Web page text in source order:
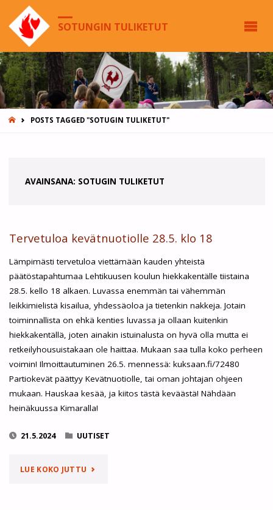
SOTUNGIN TULIKETUT
HOMEPOSTS TAGGED "SOTUGIN TULIKETUT"
AVAINSANA: SOTUGIN TULIKETUT
Tervetuloa kevätnuotiolle 28.5. klo 18
Lämpimästi tervetuloa viettämään kauden yhteistä
päätöstapahtumaa Lehtikuusen koulun hiekkakentälle tiistaina
28.5. kello 18 alkaen. Luvassa enemmän tai vähemmän
leikkimielistä kisailua, yhdessäoloa ja tietenkin nakkeja. Jotain
toiminnallista on ehkä kenties luvassa ja ollaan kuitenkin
hiekkakentällä, joten ainakin istuinalusta on hyvä olla mutta ei
retkeilyhousuistakaan ole haittaa. Mukaan saa tulla koko perheen
voimin! Ilmoittautuminen 26.5. mennessä: kuksaan.fi/72480
Partiokevät päättyy Kevätnuotiolle, tai oman johtajan ohjeen
mukaan. Hauskaa kesää, ja kiitos tästä keväästä! Nähdään
heinäkuussa Kimaralla!
21.5.2024 UUTISET
LUE KOKO JUTTU "TERVETULOA